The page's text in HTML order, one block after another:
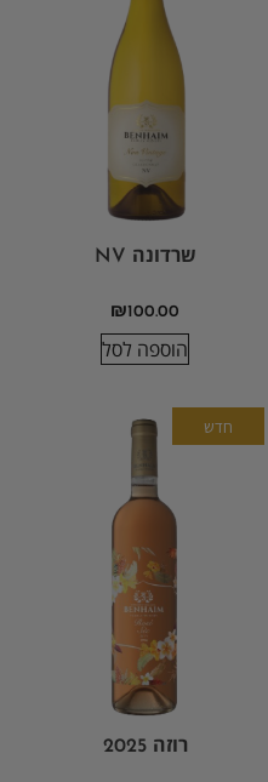
שרדונה NV
₪100.00
הוספה לסל
חדש
רוזה 2025